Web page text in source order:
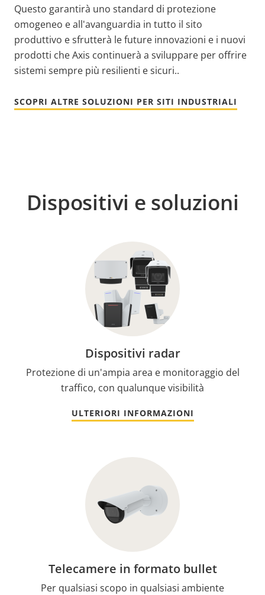
Questo garantirà uno standard di protezione
omogeneo e all'avanguardia in tutto il sito
produttivo e sfrutterà le future innovazioni e i nuovi
prodotti che Axis continuerà a sviluppare per offrire
sistemi sempre più resilienti e sicuri..
SCOPRI ALTRE SOLUZIONI PER SITI INDUSTRIALI
Dispositivi e soluzioni
Dispositivi radar
Protezione di un'ampia area e monitoraggio del
traffico, con qualunque visibilità
ULTERIORI INFORMAZIONI
Telecamere in formato bullet
Per qualsiasi scopo in qualsiasi ambiente